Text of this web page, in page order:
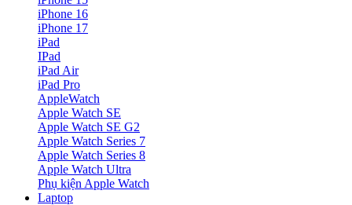
iPhone 16
iPhone 17
iPad
IPad
iPad Air
iPad Pro
AppleWatch
Apple Watch SE
Apple Watch SE G2
Apple Watch Series 7
Apple Watch Series 8
Apple Watch Ultra
Phụ kiện Apple Watch
Laptop